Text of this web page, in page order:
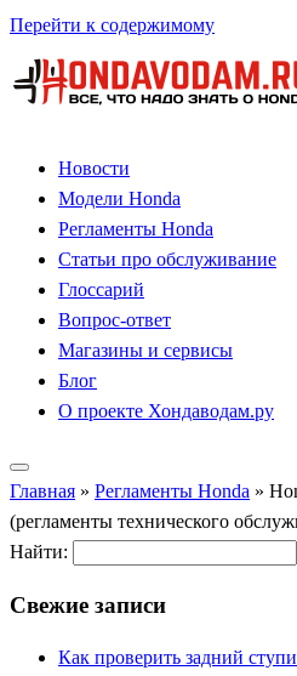
Перейти к содержимому
Новости
Модели Honda
Регламенты Honda
Статьи про обслуживание
Глоссарий
Вопрос-ответ
Магазины и сервисы
Блог
О проекте Хондаводам.ру
Главная » Регламенты Honda »
(регламенты технического
Найти:
Свежие записи
Как проверить задний